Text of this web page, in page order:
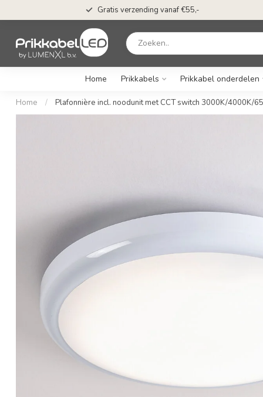
Gratis verzending vanaf €55,-
Home Prikkabels Prikkabel onderdelen
Home / Plafonnière incl. noodunit met CCT switch 3000K/4000K/